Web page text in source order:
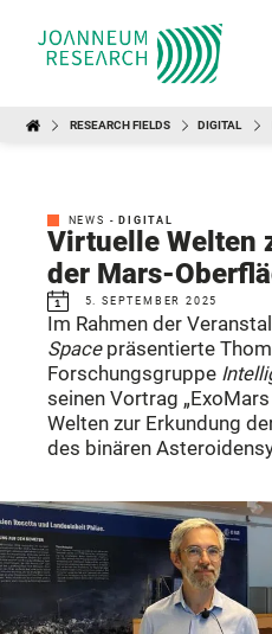
RESEARCH FIELDS DIGITAL
NEWS - DIGITAL
Virtuelle Welten
der Mars-
5. SEPTEMBER 2025
Im Rahmen der
Spacepräsentierte
Forschungsgruppe
seinen Vortrag
Welten zur Erkundung
des binären